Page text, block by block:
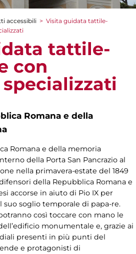
accessibili > Visita guidata tattile-
tattile-
con
Romana e della
Romana e della memoria
della Porta San Pancrazio al
nella primavera-estate del 1849
della Repubblica Romana e
accorse in aiuto di Pio IX per
soglio temporale di papa-re.
così toccare con mano le
monumentale e, grazie ai
presenti in più punti del
e protagonisti di